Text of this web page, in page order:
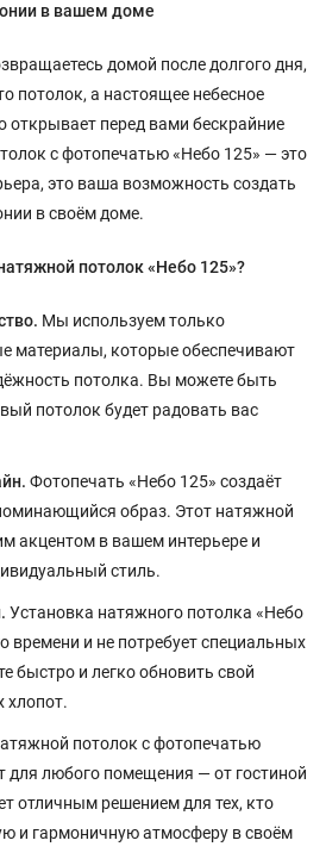
в вашем доме
домой после долгого дня,
потолок, а настоящее небесное
открывает перед вами бескрайние
с фотопечатью «Небо 125» — это
это ваша возможность создать
в своём доме.
потолок «Небо 125»?
Мы используем только
материалы, которые обеспечивают
потолка. Вы можете быть
потолок будет радовать вас
Фотопечать «Небо 125» создаёт
образ. Этот натяжной
акцентом в вашем интерьере и
стиль.
Установка натяжного потолка «Небо
времени и не потребует специальных
быстро и легко обновить свой
хлопот.
потолок с фотопечатью
для любого помещения — от гостиной
отличным решением для тех, кто
и гармоничную атмосферу в своём